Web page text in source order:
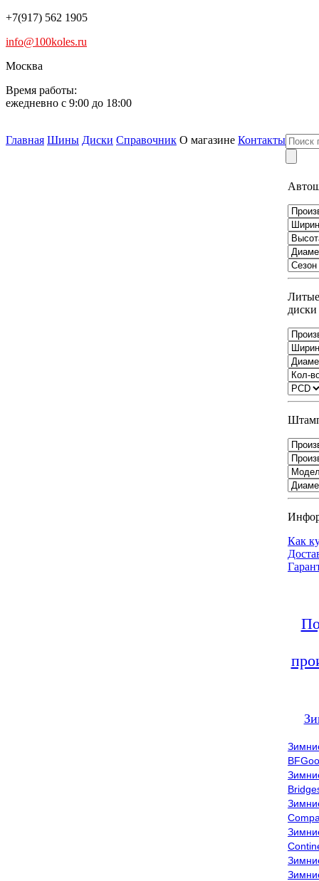
+7(917) 562 1905
info@100koles.ru
Москва
Время работы:
ежедневно с 9:00 до 18:00
Главная Шины Диски Справочник О магазине Контакты
Литые
диски
Как